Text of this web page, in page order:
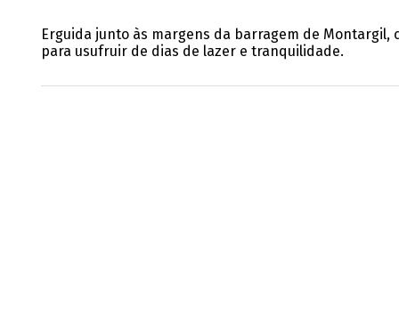
Erguida junto às margens da barragem de
para usufruir de dias de lazer e tranquilidade.